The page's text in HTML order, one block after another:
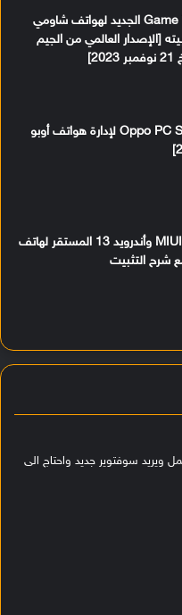
تحميل Game Turbo 5.0 الجديد لهواتف شاومي
[الإصدار العالمي من الجيم
تحميل برنامج Oppo PC Suite لإدارة هواتف أوبو
تحميل تحديث MIUI 14 وأندرويد 13 المستقر لهاتف
ويريد سوفتوير جديد واحتاج الى